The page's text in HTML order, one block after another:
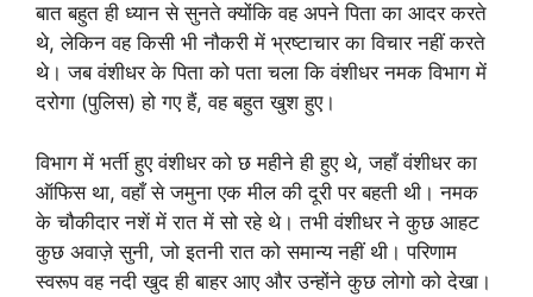
बात बहुत ही ध्यान से सुनते क्योंकि वह अपने पिता का आदर करते
थे, लेकिन वह किसी भी नौकरी में भ्रष्टाचार का विचार नहीं करते
थे। जब वंशीधर के पिता को पता चला कि वंशीधर नमक विभाग में
दरोगा (पुलिस) हो गए हैं, वह बहुत खुश हुए।
विभाग में भर्ती हुए वंशीधर को छ महीने ही हुए थे, जहाँ वंशीधर का
ऑफिस था, वहाँ से जमुना एक मील की दूरी पर बहती थी। नमक
के चौकीदार नशें में रात में सो रहे थे। तभी वंशीधर ने कुछ आहट
कुछ अवाज़े सुनी, जो इतनी रात को समान्य नहीं थी। परिणाम
स्वरूप वह नदी खुद ही बाहर आए और उन्होंने कुछ लोगो को देखा।